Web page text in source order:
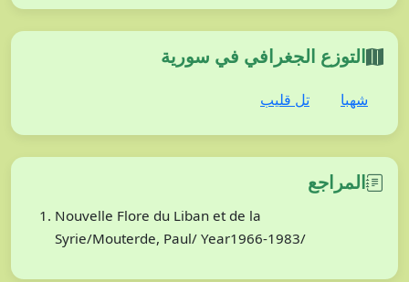
التوزع الجغرافي في سورية
شهبا تل قليب
المراجع
Nouvelle Flore du Liban et de la
Syrie/Mouterde, Paul/ Year1966-1983/